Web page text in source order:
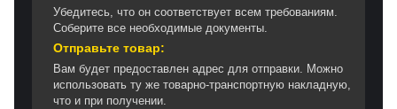
Убедитесь, что он соответствует всем требованиям.
Соберите все необходимые документы.
Отправьте товар:
Вам будет предоставлен адрес для отправки. Можно
использовать ту же товарно-транспортную накладную,
что и при получении.